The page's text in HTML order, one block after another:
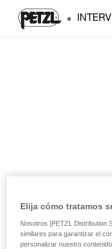
FOOTAPE
Pedal regulable de
Elija cómo tratamos
Nosotros [PETZL Distribution
similares para garantizar el
personalizar nuestro